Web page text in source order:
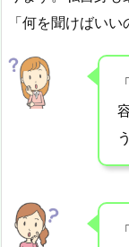
「何を聞けばいい